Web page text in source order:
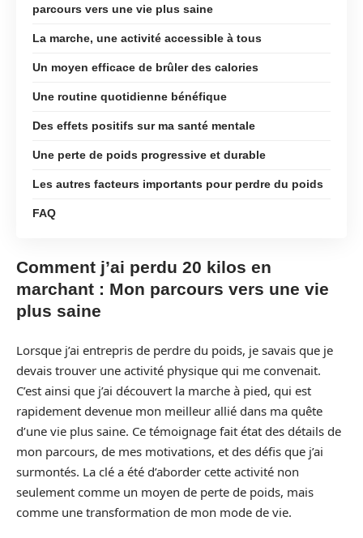
parcours vers une vie plus saine
La marche, une activité accessible à tous
Un moyen efficace de brûler des calories
Une routine quotidienne bénéfique
Des effets positifs sur ma santé mentale
Une perte de poids progressive et durable
Les autres facteurs importants pour perdre du poids
FAQ
Comment j’ai perdu 20 kilos en
marchant : Mon parcours vers une vie
plus saine
Lorsque j’ai entrepris de perdre du poids, je savais que je
devais trouver une activité physique qui me convenait.
C’est ainsi que j’ai découvert la marche à pied, qui est
rapidement devenue mon meilleur allié dans ma quête
d’une vie plus saine. Ce témoignage fait état des détails de
mon parcours, de mes motivations, et des défis que j’ai
surmontés. La clé a été d’aborder cette activité non
seulement comme un moyen de perte de poids, mais
comme une transformation de mon mode de vie.